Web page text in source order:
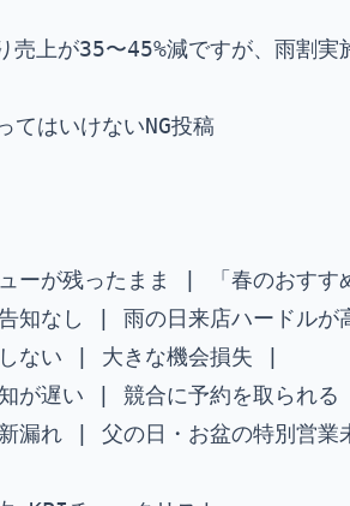
売上が35〜45%減ですが、雨割
はいけないNG投稿
ーが残ったまま | 「春のおす
知なし | 雨の日来店ハードル
ない | 大きな機会損失 |
が遅い | 競合に予約を取られ
漏れ | 父の日・お盆の特別営